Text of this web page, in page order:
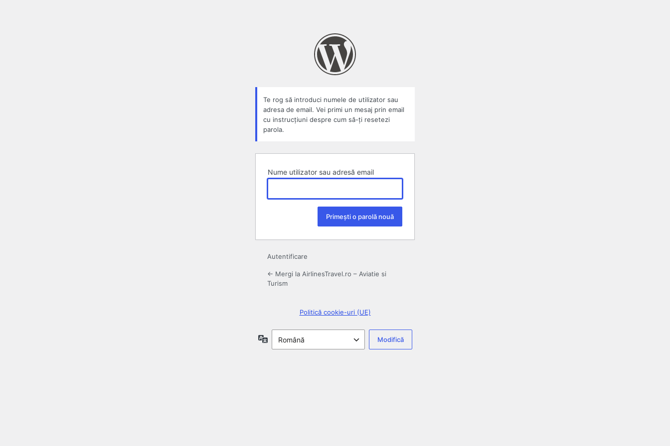
Te rog să introduci numele de utilizator sau
adresa de email. Vei primi un mesaj prin email
cu instrucțiuni despre cum să-ți resetezi
parola.
Nume utilizator sau adresă email
Autentificare
← Mergi la AirlinesTravel.ro – Aviatie si
Turism
Politică cookie-uri (UE)
Limbă